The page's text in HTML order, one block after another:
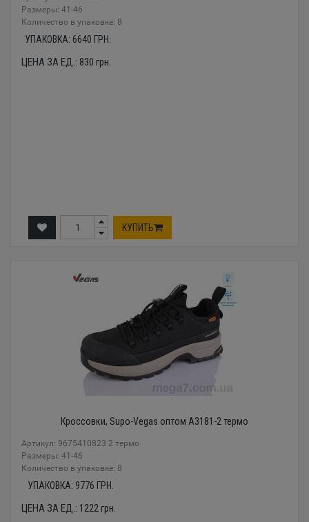
Размеры: 41-46
Количество в упаковке: 8
УПАКОВКА: 6640 ГРН.
ЦЕНА ЗА ЕД.: 830 грн.
КУПИТЬ
Кроссовки, Supo-Vegas оптом A3181-2 термо
Артикул: 9675410823 2 термо
Размеры: 41-46
Количество в упаковке: 8
УПАКОВКА: 9776 ГРН.
ЦЕНА ЗА ЕД.: 1222грн.